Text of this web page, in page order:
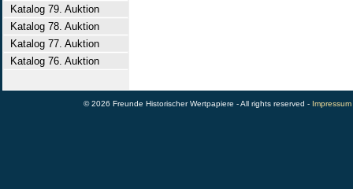
Katalog 79. Auktion
Katalog 78. Auktion
Katalog 77. Auktion
Katalog 76. Auktion
© 2026 Freunde Historischer Wertpapiere - All rights reserved - Impressum